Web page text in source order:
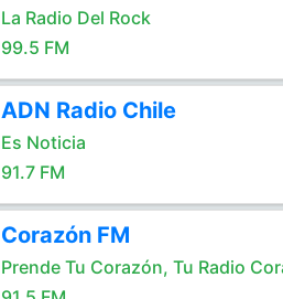
La Radio Del Rock
99.5 FM
ADN Radio Chile
Es Noticia
91.7 FM
Corazón FM
Prende Tu Corazón, Tu Radio